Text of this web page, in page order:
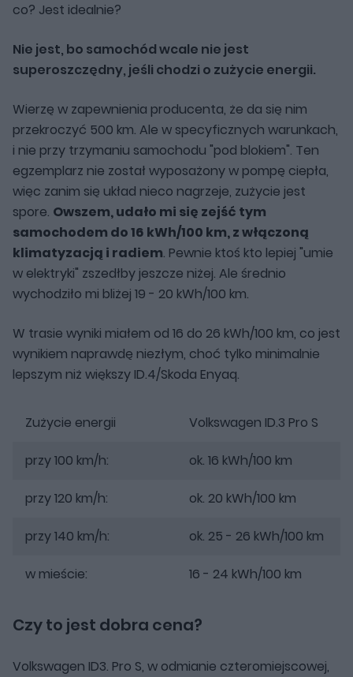
co? Jest idealnie?
Nie jest, bo samochód wcale nie jest
superoszczędny, jeśli chodzi o zużycie energii.
Wierzę w zapewnienia producenta, że da się nim
przekroczyć 500 km. Ale w specyficznych warunkach,
i nie przy trzymaniu samochodu "pod blokiem". Ten
egzemplarz nie został wyposażony w pompę ciepła,
więc zanim się układ nieco nagrzeje, zużycie jest
spore. Owszem, udało mi się zejść tym
samochodem do 16 kWh/100 km, z włączoną
klimatyzacją i radiem. Pewnie ktoś kto lepiej "umie
w elektryki" zszedłby jeszcze niżej. Ale średnio
wychodziło mi bliżej 19 - 20 kWh/100 km.
W trasie wyniki miałem od 16 do 26 kWh/100 km, co jest
wynikiem naprawdę niezłym, choć tylko minimalnie
lepszym niż większy ID.4/Skoda Enyaq.
Zużycie energii Volkswagen ID.3 Pro S
przy 100 km/h: ok. 16 kWh/100 km
przy 120 km/h: ok. 20 kWh/100 km
przy 140 km/h: ok. 25 - 26 kWh/100 km
w mieście: 16 - 24 kWh/100 km
Czy to jest dobra cena?
Volkswagen ID3. Pro S, w odmianie czteromiejscowej,